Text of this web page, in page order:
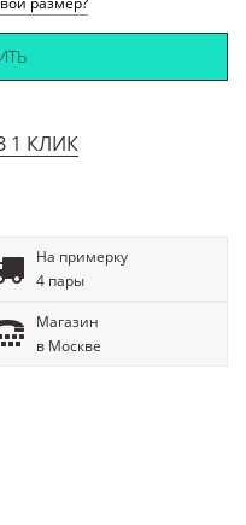
1 КЛИК
На примерку
4 пары
Магазин
в Москве